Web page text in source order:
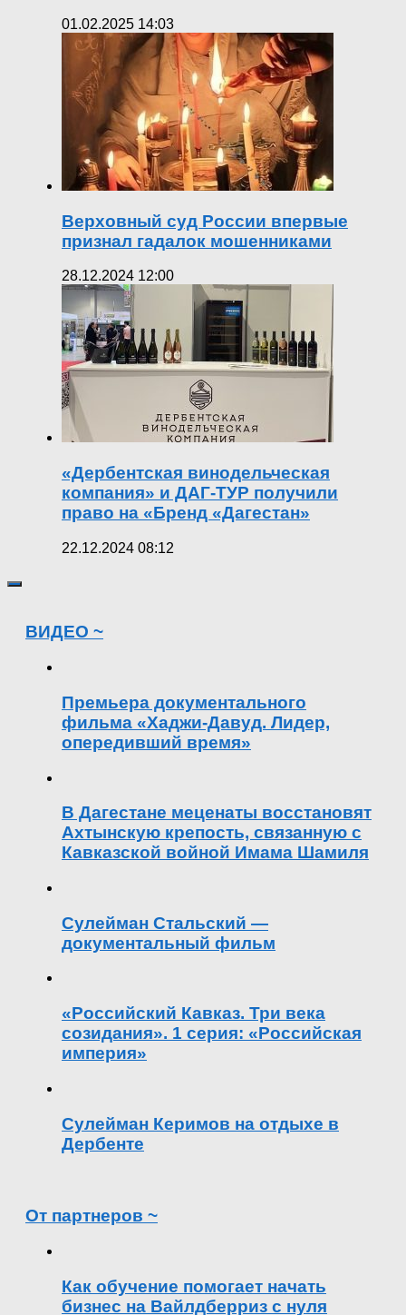
01.02.2025 14:03
Верховный суд России впервые
признал гадалок мошенниками
28.12.2024 12:00
«Дербентская винодельческая
компания» и ДАГ-ТУР получили
право на «Бренд «Дагестан»
22.12.2024 08:12
ВИДЕО ~
Премьера документального
фильма «Хаджи-Давуд. Лидер,
опередивший время»
В Дагестане меценаты восстановят
Ахтынскую крепость, связанную с
Кавказской войной Имама Шамиля
Сулейман Стальский —
документальный фильм
«Российский Кавказ. Три века
созидания». 1 серия: «Российская
империя»
Сулейман Керимов на отдыхе в
Дербенте
От партнеров ~
Как обучение помогает начать
бизнес на Вайлдберриз с нуля